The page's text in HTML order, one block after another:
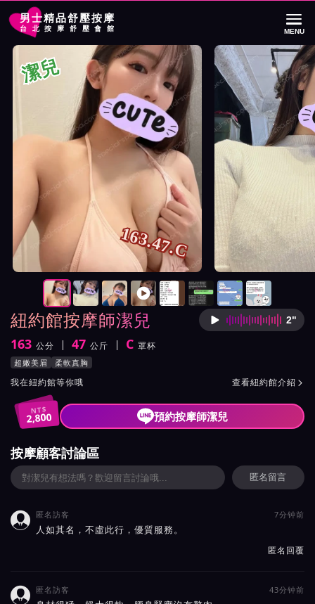
男士精品舒壓按摩
台北按摩舒壓會館 MENU
首頁 紐約館按摩師潔兒詳細介紹
紐約館按摩師潔兒 按摩師
2"
身高
163 公分
體重 47 公斤
罩杯 C 罩杯
按摩師潔兒服務風格與特色
超嫩美眉 柔軟真胸
按摩師潔兒所屬按摩會館介紹與班表
我在紐約館等你哦 查看紐約館介紹 
NT$
2,800 預約按摩師潔兒
紐約館按摩師潔兒照片展示與影片介紹
潔兒
163.47.C
按摩師潔兒照片展示與影片介紹及客戶評價截屏展示
按摩顧客討論區
匿名留言
 匿名訪客 7分钟前
人如其名，不虛此行，優質服務。
匿名回覆
 匿名訪客 43分钟前